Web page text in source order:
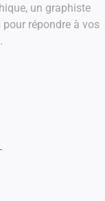
un graphiste
répondre à vos